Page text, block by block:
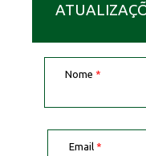
Nome *
Email *